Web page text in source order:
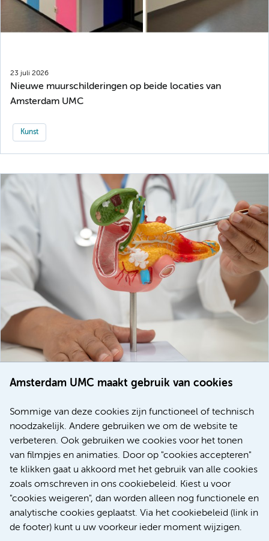
Amsterdam UMC maakt gebruik van cookies
Sommige van deze cookies zijn functioneel of technisch
noodzakelijk. Andere gebruiken we om de website te
verbeteren. Ook gebruiken we cookies voor het tonen
van filmpjes en animaties. Door op "cookies accepteren"
te klikken gaat u akkoord met het gebruik van alle cookies
zoals omschreven in ons cookiebeleid. Kiest u voor
"cookies weigeren", dan worden alleen nog functionele en
analytische cookies geplaatst. Via het cookiebeleid (link in
de footer) kunt u uw voorkeur ieder moment wijzigen.
23 juli 2026
Nieuwe muurschilderingen op beide locaties van
Amsterdam UMC
Kunst
voor patiënten met alvleesklierkanker verbeteren
Meer